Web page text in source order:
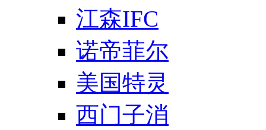
江森IFC
诺帝菲尔
美国特灵
西门子消